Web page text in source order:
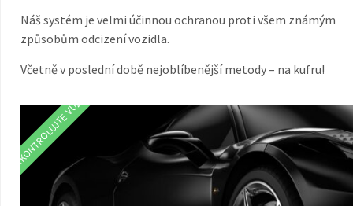
Náš systém je velmi účinnou ochranou proti všem známým
způsobům odcizení vozidla.
Včetně v poslední době nejoblíbenější metody – na kufru!
ZKONTROLUJTE VŮZ